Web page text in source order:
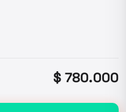
$ 780.000